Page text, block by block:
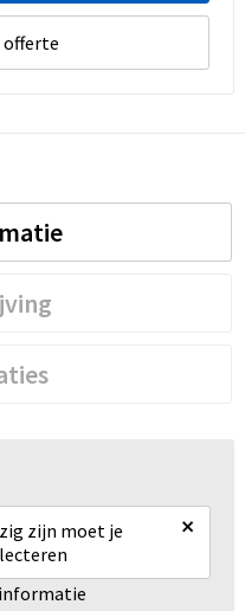
offerte
zijn moet je
×